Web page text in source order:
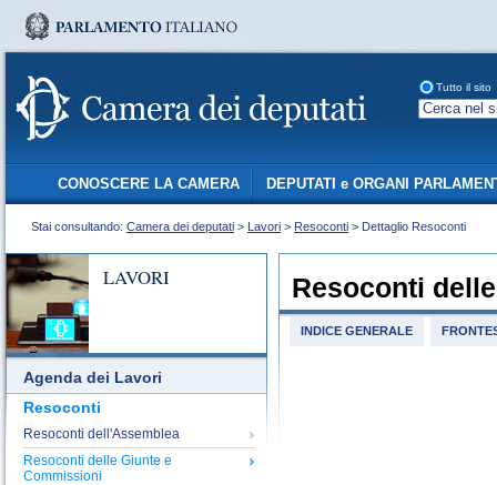
Tutto il sito
CONOSCERE LA CAMERA DEPUTATI e ORGANI
Stai consultando: Camera dei deputati > Lavori > Resoconti > Dettaglio Resoconti
LAVORI
Agenda dei Lavori
Resoconti
Resoconti dell'Assemblea
Resoconti delle Giunte e
Commissioni
Resoconti
INDICE GENERALE